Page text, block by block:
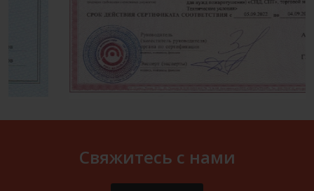
Свяжитесь с нами